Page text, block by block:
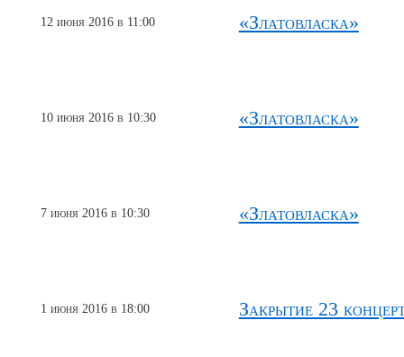
12 июня 2016 в 11:00 «Златовласка»
10 июня 2016 в 10:30 «Златовласка»
7 июня 2016 в 10:30 «Златовласка»
1 июня 2016 в 18:00 Закрытие 23